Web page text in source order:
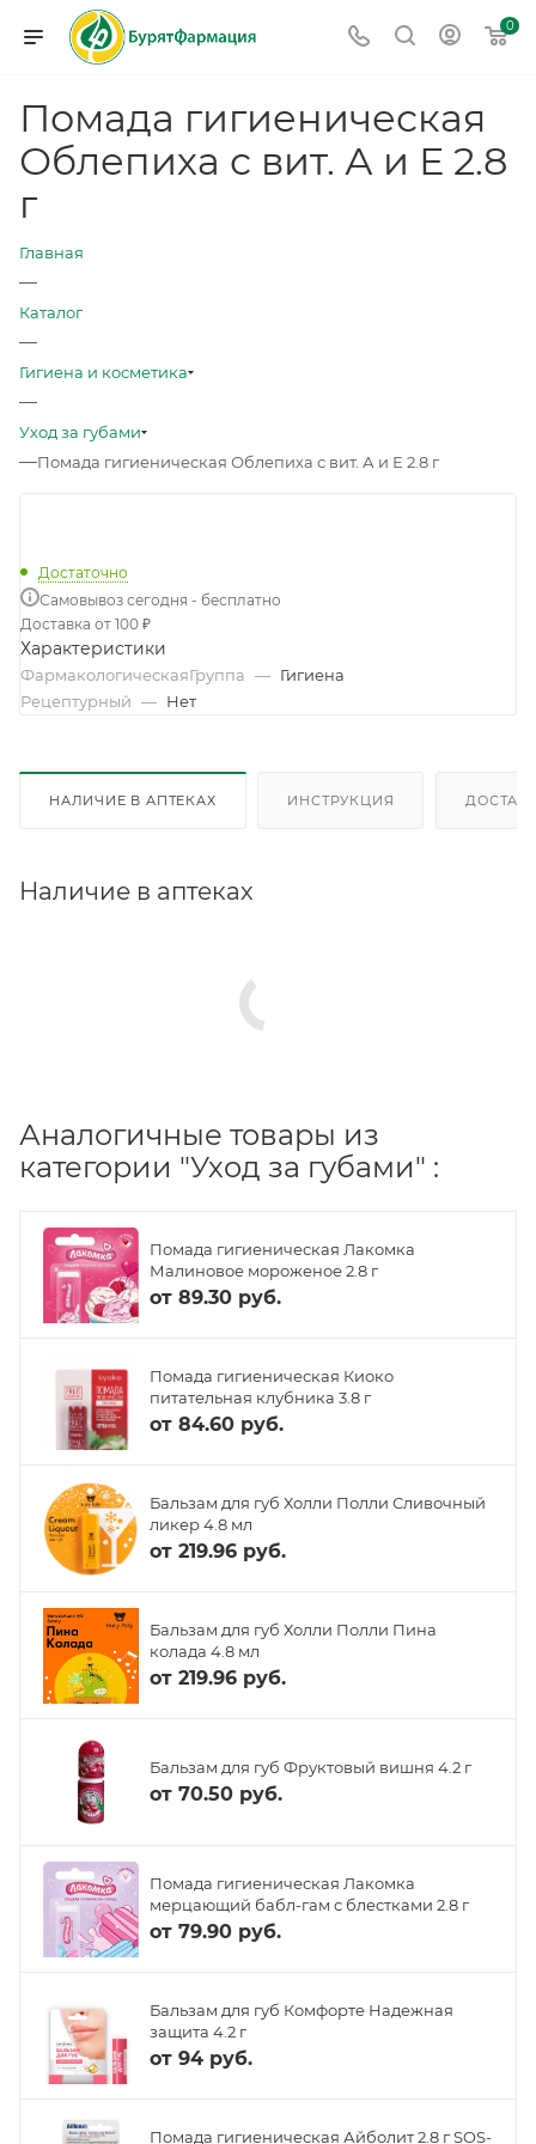
0
Помада гигиеническая
Облепиха с вит. А и Е 2.8
г
Главная
—
Каталог
—
Гигиена и косметика
—
Уход за губами
—Помада гигиеническая Облепиха с вит. А и Е 2.8 г
Достаточно
Самовывоз сегодня - бесплатно
Доставка от 100 ₽
Характеристики
ФармакологическаяГруппа — Гигиена
Рецептурный — Нет
НАЛИЧИЕ В АПТЕКАХ ИНСТРУКЦИЯ
Наличие в аптеках
Аналогичные товары из
категории "Уход за губами" :
Помада гигиеническая Лакомка
Малиновое мороженое 2.8 г
от 89.30 руб.
Помада гигиеническая Киоко
питательная клубника 3.8 г
от 84.60 руб.
Бальзам для губ Холли Полли Сливочный
ликер 4.8 мл
от 219.96 руб.
Бальзам для губ Холли Полли Пина
колада 4.8 мл
от 219.96 руб.
Бальзам для губ Фруктовый вишня 4.2 г
от 70.50 руб.
Помада гигиеническая Лакомка
мерцающий бабл-гам с блестками 2.8 г
от 79.90 руб.
Бальзам для губ Комфорте Надежная
защита 4.2 г
от 94 руб.
Помада гигиеническая Айболит 2.8 г SOS-